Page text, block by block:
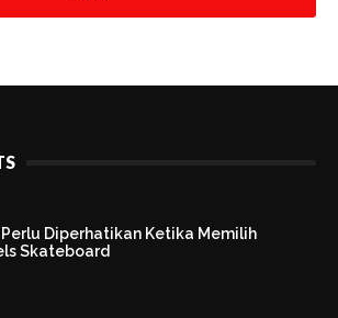
Diperhatikan Ketika Memilih
Skateboard